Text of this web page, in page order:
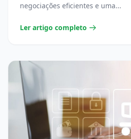
negociações eficientes e uma...
Ler artigo completo